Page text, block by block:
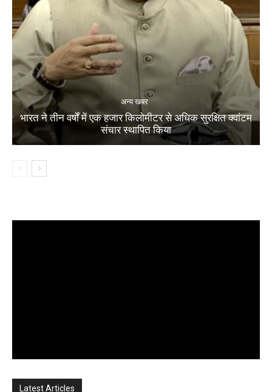
अन्य खबर
भारत ने तीन वर्षों में एक हजार किलोमीटर से अधिक सुरक्षित क्वांटम
संचार स्थापित किया
Latest Articles